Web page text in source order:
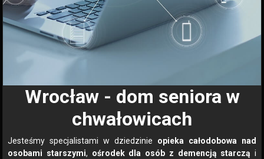
Wrocław - dom seniora w
chwałowicach
Jesteśmy specjalistami w dziedzinie opieka całodobowa nad
osobami starszymi, ośrodek dla osób z demencją starczą i